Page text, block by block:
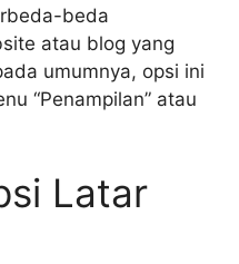
beda
atau blog yang
umumnya, opsi ini
“Penampilan” atau
Latar